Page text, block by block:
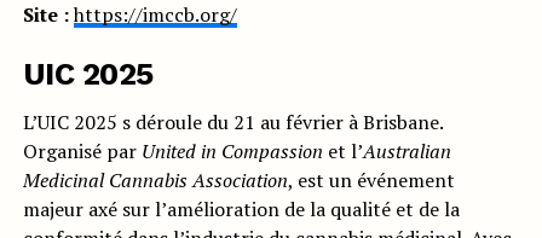
Site :https://imccb.org/
UIC 2025
L’UIC 2025 s déroule du 21 au février à Brisbane.
Organisé parUnited in Compassion et l’Australian
Medicinal Cannabis Association, est un événement
majeur axé sur l’amélioration de la qualité et de la